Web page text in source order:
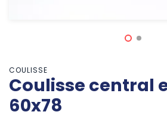
COULISSE
Coulisse central
60x78